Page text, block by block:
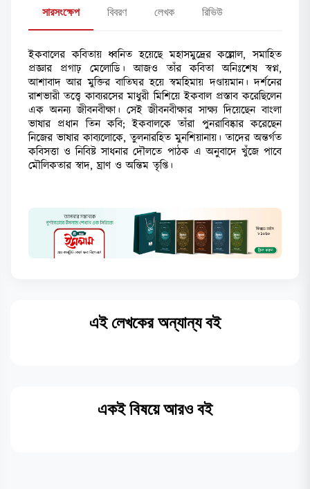
সারসংক্ষেপ বিবরণ লেখক রিভিউ
ইকবালের কবিতায় ধ্বনিত হয়েছে মহাসমুদ্রের কল্লোল, সমাহিত
প্রজ্ঞার প্রগাঢ় মেলোডি। আজও তাঁর কবিতা অনিঃশেষ স্বপ্ন,
আশাবাদ আর মুক্তির বাতিঘর হয়ে স্বমহিমায় দণ্ডায়মান। দর্শনের
রাশভারী তত্ত্বে কাব্যরসের মাধুরী মিশিয়ে ইকবাল প্রস্তাব করেছিলেন
এক অনন্য জীবনবীক্ষা। সেই জীবনবীক্ষার সাক্ষ্য দিয়েছেন বাংলা
ভাষার প্রধান তিন কবি; ইকবালকে তাঁরা পুনরাবিষ্কার করেছেন
নিজের ভাষার কাব্যলোকে, তুলনারহিত মুনশিয়ানায়। তাদের অন্তর্গত
কবিসত্তা ও নিবিষ্ট সাধনার দৌলতে পাঠক এ অনুবাদে খুঁজে পাবে
মৌলিকতার স্বাদ, ঘ্রাণ ও অন্তিম তৃপ্তি।
এই লেখকের অন্যান্য বই
একই বিষয়ে আরও বই